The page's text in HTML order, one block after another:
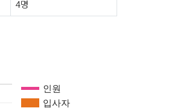
4명
인원
입사자